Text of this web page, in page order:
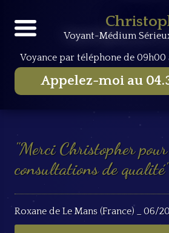
Voyant-Médium
Voyance par téléphone de 09h00
Appelez-moi au
consultations de qualité
Merci Christopher
consultations de qualité
Roxane de Le Mans (France) _ 06/